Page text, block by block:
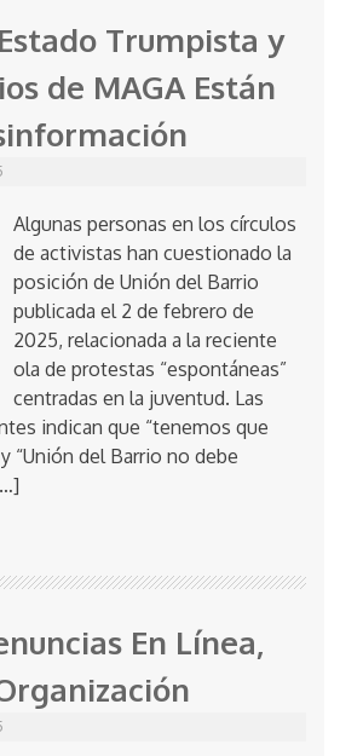
Trumpista y
de MAGA Están
Algunas personas en los círculos
de activistas han cuestionado la
posición de Unión del Barrio
publicada el 2 de febrero de
2025, relacionada a la reciente
ola de protestas “espontáneas”
centradas en la juventud. Las
indican que “tenemos que
“Unión del Barrio no debe
En Línea,